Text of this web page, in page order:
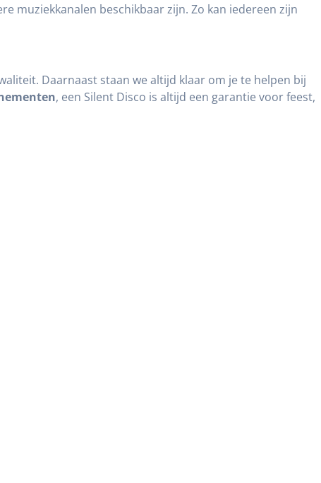
muziekkanalen beschikbaar zijn. Zo kan iedereen zijn
Daarnaast staan we altijd klaar om je te helpen bij
, een Silent Disco is altijd een garantie voor feest,